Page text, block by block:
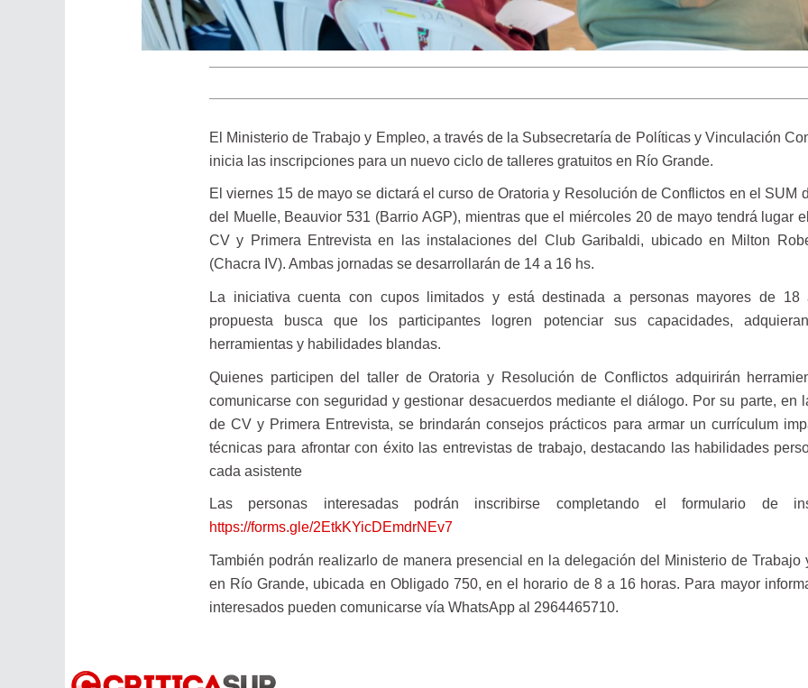
El Ministerio de Trabajo y Empleo, a través de la Subsecretaría de Políticas y Vinculación
inicia las inscripciones para un nuevo ciclo de talleres gratuitos en Río Grande.
El viernes 15 de mayo se dictará el curso de Oratoria y Resolución de Conflictos en el SUM
del Muelle, Beauvior 531 (Barrio AGP), mientras que el miércoles 20 de mayo tendrá lugar
CV y Primera Entrevista en las instalaciones del Club Garibaldi, ubicado en Milton
(Chacra IV). Ambas jornadas se desarrollarán de 14 a 16 hs.
La iniciativa cuenta con cupos limitados y está destinada a personas mayores de 18
propuesta busca que los participantes logren potenciar sus capacidades,
herramientas y habilidades blandas.
Quienes participen del taller de Oratoria y Resolución de Conflictos adquirirán
comunicarse con seguridad y gestionar desacuerdos mediante el diálogo. Por su parte, en
de CV y Primera Entrevista, se brindarán consejos prácticos para armar un currículum
técnicas para afrontar con éxito las entrevistas de trabajo, destacando las habilidades
cada asistente
Las personas interesadas podrán inscribirse completando el formulario de
https://forms.gle/2EtkKYicDEmdrNEv7
También podrán realizarlo de manera presencial en la delegación del Ministerio de Trabajo
en Río Grande, ubicada en Obligado 750, en el horario de 8 a 16 horas. Para mayor
interesados pueden comunicarse vía WhatsApp al 2964465710.